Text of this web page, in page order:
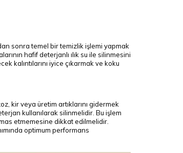
sonra temel bir temizlik işlemi yapmak
hafif deterjanlı ılık su ile silinmesini
kalıntılarını iyice çıkarmak ve koku
kir veya üretim artıklarını gidermek
kullanılarak silinmelidir. Bu işlem
etmemesine dikkat edilmelidir.
optimum performans